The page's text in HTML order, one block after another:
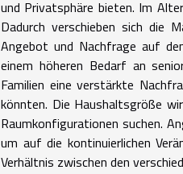
und Privatsphäre bieten. Im
Dadurch verschieben sich die
Angebot und Nachfrage auf
einem höheren Bedarf an
Familien eine verstärkte
könnten. Die Haushaltsgröße
Raumkonfigurationen suchen.
um auf die kontinuierlichen
Verhältnis zwischen den